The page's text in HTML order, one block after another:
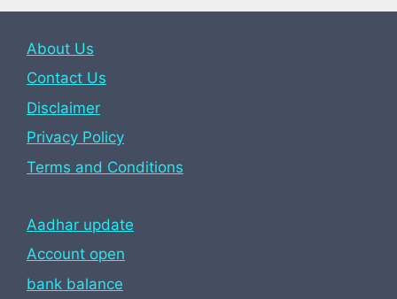
About Us
Contact Us
Disclaimer
Privacy Policy
Terms and Conditions
Aadhar update
Account open
bank balance